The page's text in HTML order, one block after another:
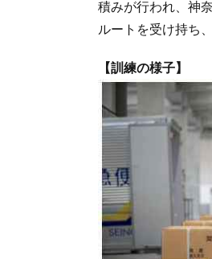
積みが行われ、神
ルートを受け持ち
【訓練の様子】